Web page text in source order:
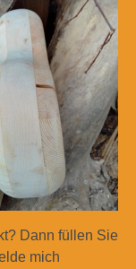
Dann füllen Sie
mich